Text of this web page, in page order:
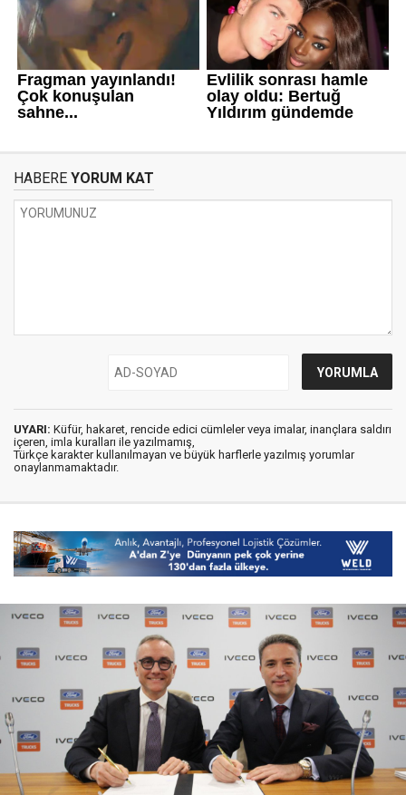
HABERE YORUM KAT
UYARI: Küfür, hakaret, rencide edici cümleler veya imalar, inançlara saldırı
içeren, imla kuralları ile yazılmamış,
Türkçe karakter kullanılmayan ve büyük harflerle yazılmış yorumlar
onaylanmamaktadır.